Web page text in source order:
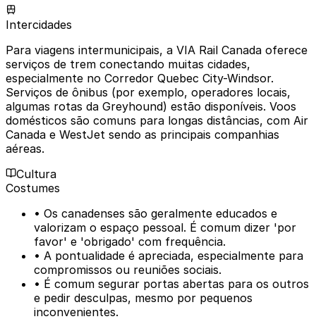
Intercidades
Para viagens intermunicipais, a VIA Rail Canada oferece
serviços de trem conectando muitas cidades,
especialmente no Corredor Quebec City-Windsor.
Serviços de ônibus (por exemplo, operadores locais,
algumas rotas da Greyhound) estão disponíveis. Voos
domésticos são comuns para longas distâncias, com Air
Canada e WestJet sendo as principais companhias
aéreas.
Cultura
Costumes
• Os canadenses são geralmente educados e
valorizam o espaço pessoal. É comum dizer 'por
favor' e 'obrigado' com frequência.
• A pontualidade é apreciada, especialmente para
compromissos ou reuniões sociais.
• É comum segurar portas abertas para os outros
e pedir desculpas, mesmo por pequenos
inconvenientes.